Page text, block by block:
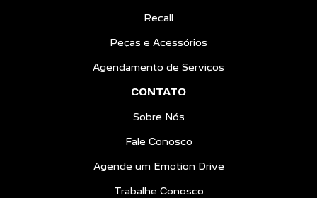
Recall
Peças e Acessórios
Agendamento de Serviços
CONTATO
Sobre Nós
Fale Conosco
Agende um Emotion Drive
Trabalhe Conosco